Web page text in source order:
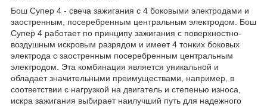
Бош Супер 4 - свеча зажигания с 4 боковыми электродами и
заостренным, посеребренным центральным электродом. Бош
Супер 4 работает по принципу зажигания с поверхностно-
воздушным искровым разрядом и имеет 4 тонких боковых
электрода с заостренным посеребренным центральным
электродом. Эта комбинация является уникальной и
обладает значительными преимуществами, например, в
соответствии с нагрузкой на двигатель и степенью износа,
искра зажигания выбирает наилучший путь для надежного